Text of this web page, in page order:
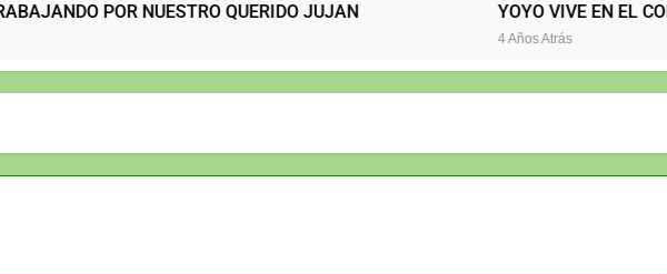
UNIDOS TRABAJANDO POR NUESTRO QUERIDO JUJAN YOYO VIVE EN EL CORAZÓN DEL